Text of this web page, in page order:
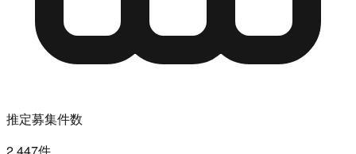
推定募集件数
2,447件